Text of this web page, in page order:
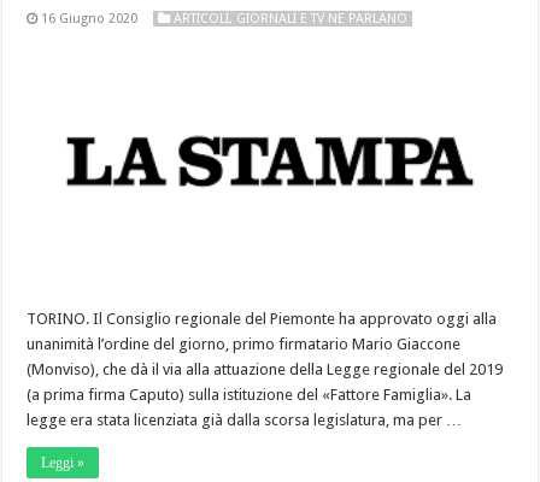
16 Giugno 2020 ARTICOLI, GIORNALI E TV NE PARLANO
TORINO. Il Consiglio regionale del Piemonte ha approvato oggi alla
unanimità l’ordine del giorno, primo firmatario Mario Giaccone
(Monviso), che dà il via alla attuazione della Legge regionale del 2019
(a prima firma Caputo) sulla istituzione del «Fattore Famiglia». La
legge era stata licenziata già dalla scorsa legislatura, ma per …
Leggi »